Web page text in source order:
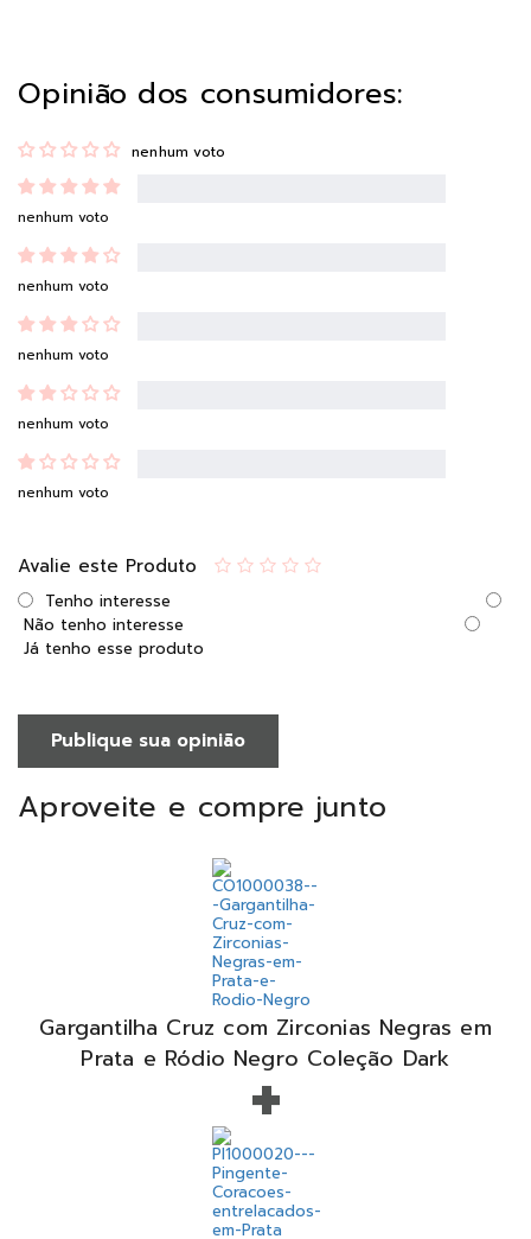
Opinião dos consumidores:
nenhum voto
nenhum voto
nenhum voto
nenhum voto
nenhum voto
nenhum voto
Avalie este Produto
Tenho interesse
Não tenho interesse
Já tenho esse produto
Publique sua opinião
Aproveite e compre junto
Gargantilha Cruz com Zirconias Negras em
Prata e Ródio Negro Coleção Dark
+